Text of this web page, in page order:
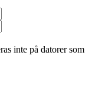
inte på datorer som